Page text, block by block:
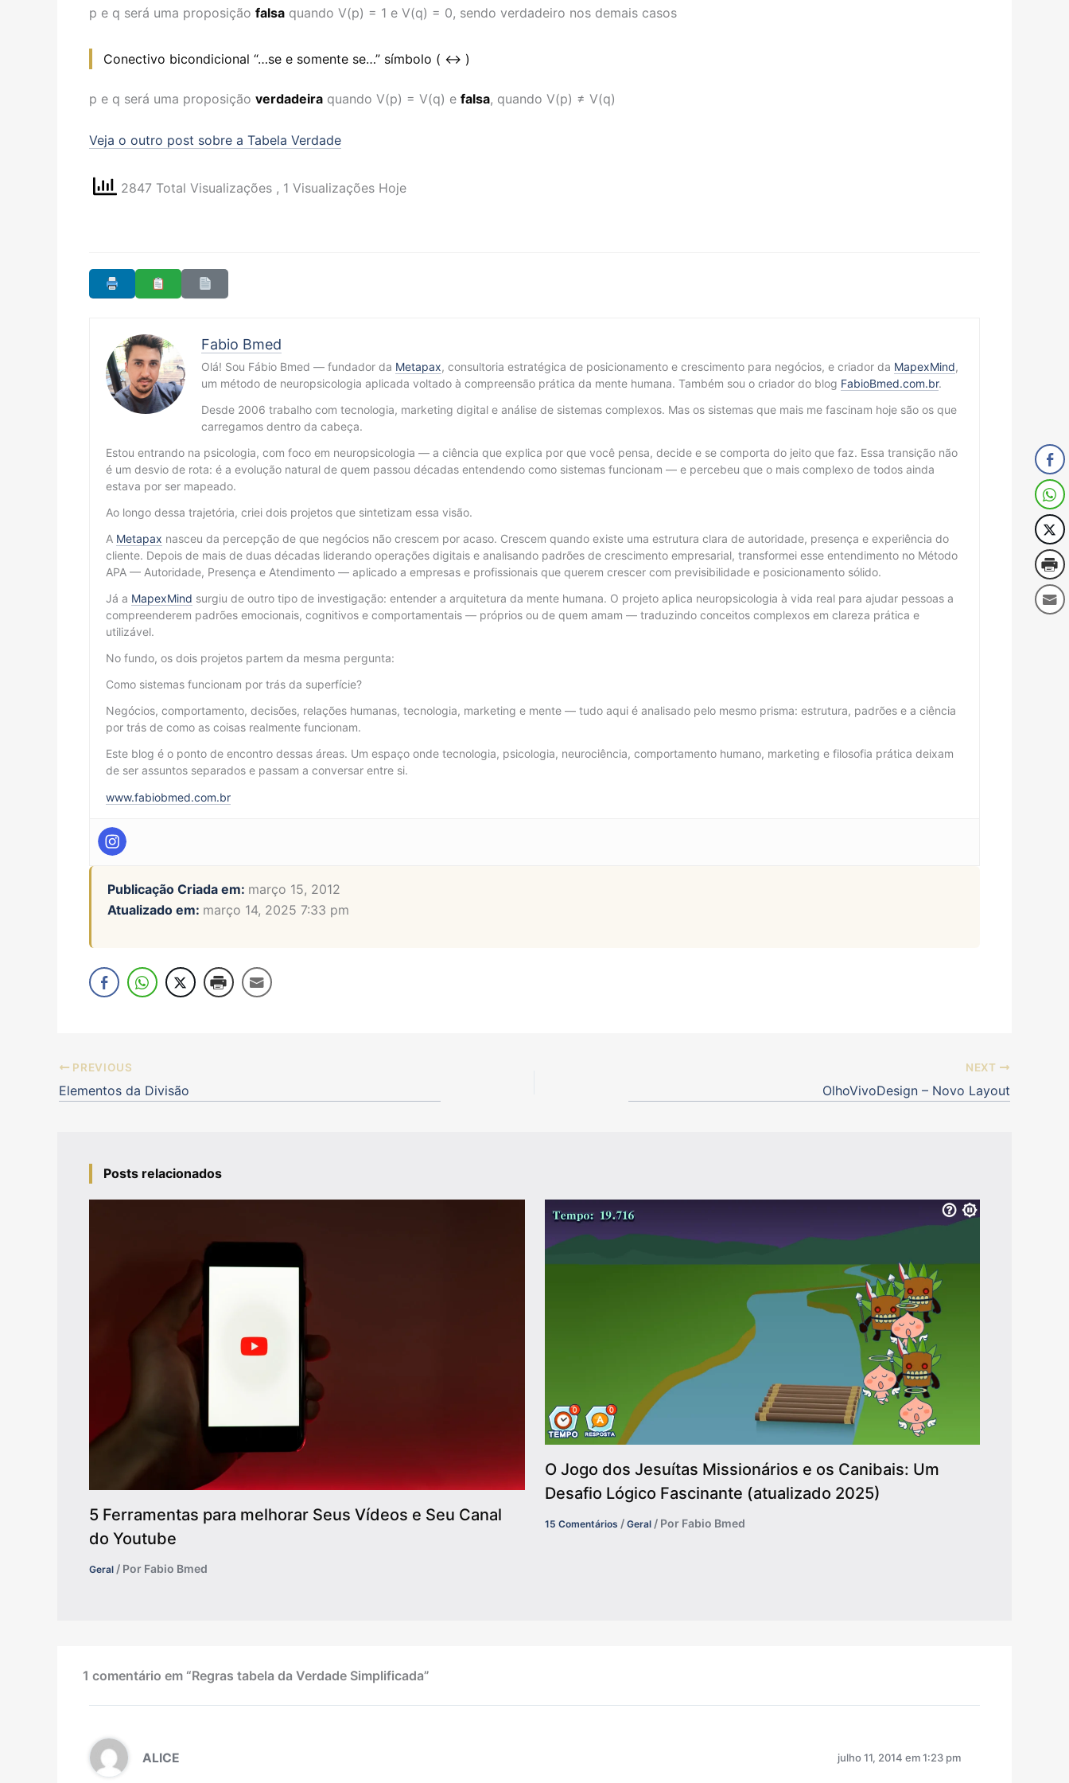
p e q será uma proposição falsa quando V(p) = 1 e V(q) = 0, sendo verdadeiro nos demais casos
Conectivo bicondicional “…se e somente se…” símbolo ( ↔ )
p e q será uma proposição verdadeira quando V(p) = V(q) e falsa, quando V(p) ≠ V(q)
Veja o outro post sobre a Tabela Verdade
2847 Total Visualizações , 1 Visualizações Hoje
Fabio Bmed
Olá! Sou Fábio Bmed — fundador da Metapax, consultoria estratégica de posicionamento e crescimento para negócios, e criador da MapexMind,
um método de neuropsicologia aplicada voltado à compreensão prática da mente humana. Também sou o criador do blog FabioBmed.com.br.
Desde 2006 trabalho com tecnologia, marketing digital e análise de sistemas complexos. Mas os sistemas que mais me fascinam hoje são os que
carregamos dentro da cabeça.
Estou entrando na psicologia, com foco em neuropsicologia — a ciência que explica por que você pensa, decide e se comporta do jeito que faz. Essa transição não
é um desvio de rota: é a evolução natural de quem passou décadas entendendo como sistemas funcionam — e percebeu que o mais complexo de todos ainda
estava por ser mapeado.
Ao longo dessa trajetória, criei dois projetos que sintetizam essa visão.
A Metapax nasceu da percepção de que negócios não crescem por acaso. Crescem quando existe uma estrutura clara de autoridade, presença e experiência do
cliente. Depois de mais de duas décadas liderando operações digitais e analisando padrões de crescimento empresarial, transformei esse entendimento no Método
APA — Autoridade, Presença e Atendimento — aplicado a empresas e profissionais que querem crescer com previsibilidade e posicionamento sólido.
Já a MapexMind surgiu de outro tipo de investigação: entender a arquitetura da mente humana. O projeto aplica neuropsicologia à vida real para ajudar pessoas a
compreenderem padrões emocionais, cognitivos e comportamentais — próprios ou de quem amam — traduzindo conceitos complexos em clareza prática e
utilizável.
No fundo, os dois projetos partem da mesma pergunta:
Como sistemas funcionam por trás da superfície?
Negócios, comportamento, decisões, relações humanas, tecnologia, marketing e mente — tudo aqui é analisado pelo mesmo prisma: estrutura, padrões e a ciência
por trás de como as coisas realmente funcionam.
Este blog é o ponto de encontro dessas áreas. Um espaço onde tecnologia, psicologia, neurociência, comportamento humano, marketing e filosofia prática deixam
de ser assuntos separados e passam a conversar entre si.
www.fabiobmed.com.br
Publicação Criada em: março 15, 2012
Atualizado em: março 14, 2025 7:33 pm
PREVIOUS
Elementos da Divisão
NEXT
OlhoVivoDesign – Novo Layout
Posts relacionados
5 Ferramentas para melhorar Seus Vídeos e Seu Canal
do Youtube
Geral / Por Fabio Bmed
O Jogo dos Jesuítas Missionários e os Canibais: Um
Desafio Lógico Fascinante (atualizado 2025)
15 Comentários / Geral/ Por Fabio Bmed
1 comentário em “Regras tabela da Verdade Simplificada”
ALICE julho 11, 2014 em 1:23 pm